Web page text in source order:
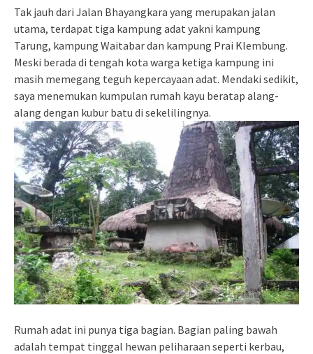
Tak jauh dari Jalan Bhayangkara yang merupakan jalan
utama, terdapat tiga kampung adat yakni kampung
Tarung, kampung Waitabar dan kampung Prai Klembung.
Meski berada di tengah kota warga ketiga kampung ini
masih memegang teguh kepercayaan adat. Mendaki sedikit,
saya menemukan kumpulan rumah kayu beratap alang-
alang dengan kubur batu di sekelilingnya.
Rumah adat ini punya tiga bagian. Bagian paling bawah
adalah tempat tinggal hewan peliharaan seperti kerbau,